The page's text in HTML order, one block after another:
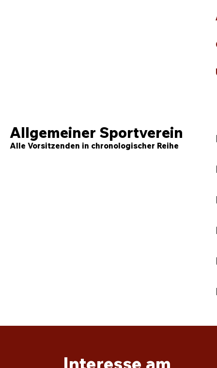
Allgemeiner Sportverein
Alle Vorsitzenden in chronologischer Reihe
Interesse am